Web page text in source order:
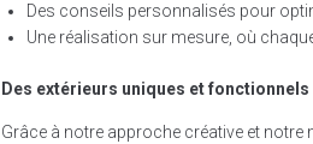
Des conseils personnalisés pour
Une réalisation sur mesure, où
Des extérieurs uniques et fonctionnels
Grâce à notre approche créative et